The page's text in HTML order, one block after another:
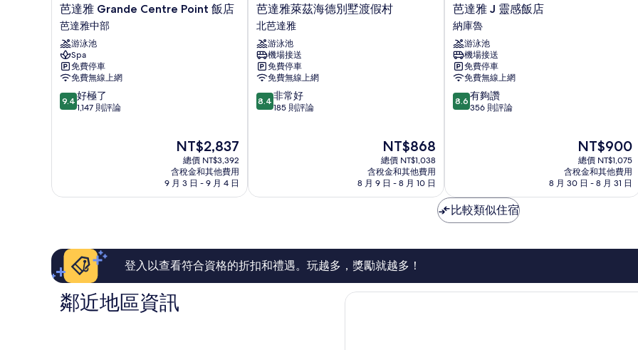
芭
達
雅
Grande
Centre
Point
飯
店
芭
芭達雅 Grande Centre Point 飯店
芭達雅中部
游泳池
Spa
免費停車
免費無線上網
9.4
分，
了，
論
9.4 好極了
1,147 則評論
現
在
價
格
為
NT$2,837
總價 NT$3,392
含稅金和其他費用
9 月 3 日 - 9 月 4 日
芭
達
雅
萊
茲
海
德
別
墅
雅
芭達雅萊茲海德別墅渡假村
北芭達雅
游泳池
機場接送
免費停車
免費無線上網
8.4
分，
好，
論
8.4 非常好
185 則評論
現
在
價
格
為
NT$868
總價 NT$1,038
含稅金和其他費用
8 月 9 日 - 8 月 10 日
芭
達
雅
J
靈
感
飯
店
納
芭達雅 J 靈感飯店
納庫魯
游泳池
機場接送
免費停車
免費無線上網
8.6
分，
讚，
356
則
論
8.6 有夠讚
356 則評論
現
在
價
格
為
NT$900
總價 NT$1,075
含稅金和其他費用
8 月 30 日 - 8 月 31 日
比較類似住宿
登入以查看符合資格的折扣和禮遇。玩越多，獎勵就越多！
鄰近地區資訊